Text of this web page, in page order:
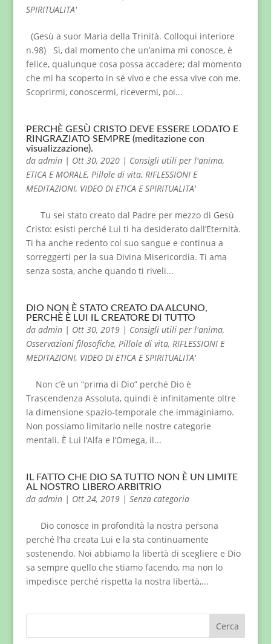
SPIRITUALITA'
(Gesù a suor Maria della Trinità. Colloqui interiore
n.98) Sì, dal momento che un’anima mi conosce, è
felice, qualunque cosa possa accadere; dal momento
che mi ha scoperto in sé vivo e che essa vive con me.
Scoprirmi, conoscermi, ricevermi, poi...
PERCHÈ GESÙ CRISTO DEVE ESSERE LODATO E
RINGRAZIATO SEMPRE (meditazione con
visualizzazione).
da admin| Ott 30, 2020| Consigli utili per l'anima,
ETICA E MORALE, Pillole di vita, RIFLESSIONI E
MEDITAZIONI, VIDEO DI ETICA E SPIRITUALITA'
Tu sei stato creato dal Padre per mezzo di Gesù
Cristo: esisti perché Lui ti ha desiderato dall’Eternità.
Ti ha anche redento col suo sangue e continua a
sorreggerti per la sua Divina Misericordia. Ti ama
senza sosta, anche quando ti riveli...
DIO NON È STATO CREATO DA ALCUNO,
PERCHÈ È LUI IL CREATORE DI TUTTO
da admin| Ott 30, 2019| Consigli utili per l'anima,
Osservazioni filosofiche, Pillole di vita, RIFLESSIONI E
MEDITAZIONI, VIDEO DI ETICA E SPIRITUALITA'
Non c’è un “prima di Dio” perché Dio è
Trascendenza Assoluta, quindi è infinitamente oltre
la dimensione spazio-temporale che immaginiamo.
Non possiamo limitarlo nelle nostre categorie
mentali. È Lui l’Alfa e l’Omega, il...
IL FATTO CHE DIO SA TUTTO NON È UN LIMITE
AL NOSTRO LIBERO ARBITRIO
da admin| Ott 24, 2019| Senza categoria
Dio conosce in profondità la nostra persona
perché l’ha creata Lui e la sta continuamente
sostenendo. Noi abbiamo la libertà di scegliere e Dio
sa sempre quello che stiamo facendo, ma non lo
impedisce perché rispetta la nostra libertà,...
Cerca